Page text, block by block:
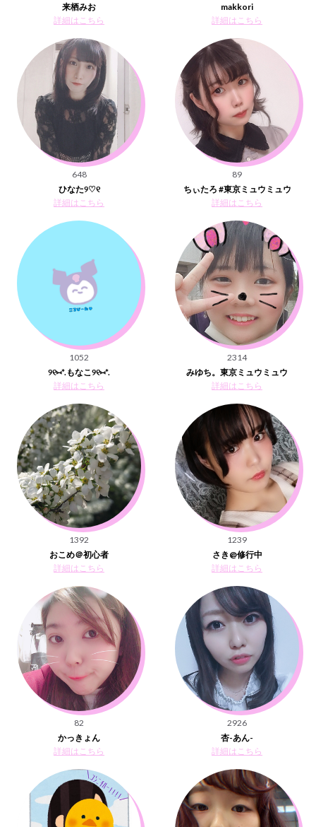
来栖みお
詳細はこちら
makkori
詳細はこちら
648
ひなた୨♡୧
詳細はこちら
89
ちぃたろ #東京ミュウミュウ
詳細はこちら
1052
୨୧⑅*.もなこ୨୧⑅*.
詳細はこちら
2314
みゆち。東京ミュウミュウ
詳細はこちら
1392
おこめ＠初心者
詳細はこちら
1239
さき@修行中
詳細はこちら
82
かっきょん
詳細はこちら
2926
杏-あん-
詳細はこちら